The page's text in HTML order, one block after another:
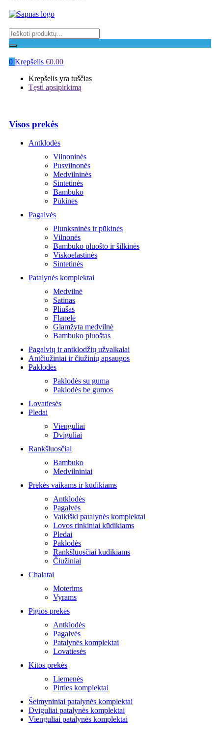
0 Krepšelis €0.00
Krepšelis yra tuščias
Tęsti apsipirkimą
Visos prekės
Antklodės
Vilnoninės
Pusvilnonės
Medvilninės
Sintetinės
Bambuko
Pūkinės
Pagalvės
Plunksninės ir pūkinės
Vilnonės
Bambuko pluošto ir šilkinės
Viskoelastinės
Sintetinės
Patalynės komplektai
Medvilnė
Satinas
Pliušas
Flanelė
Glamžyta medvilnė
Bambuko pluoštas
Pagalvių ir antklodžių užvalkalai
Antčiužiniai ir čiužinių apsaugos
Paklodės
Paklodės su guma
Paklodės be gumos
Lovatiesės
Pledai
Vienguliai
Dviguliai
Rankšluosčiai
Bambuko
Medvilniniai
Prekės vaikams ir kūdikiams
Antklodės
Pagalvės
Vaikiški patalynės komplektai
Lovos rinkiniai kūdikiams
Pledai
Paklodės
Rankšluosčiai kūdikiams
Čiužiniai
Chalatai
Moterims
Vyrams
Pigios prekės
Antklodės
Pagalvės
Patalynės komplektai
Lovatiesės
Kitos prekės
Liemenės
Pirties komplektai
Šeimyniniai patalynės komplektai
Dviguliai patalynės komplektai
Vienguliai patalynės komplektai